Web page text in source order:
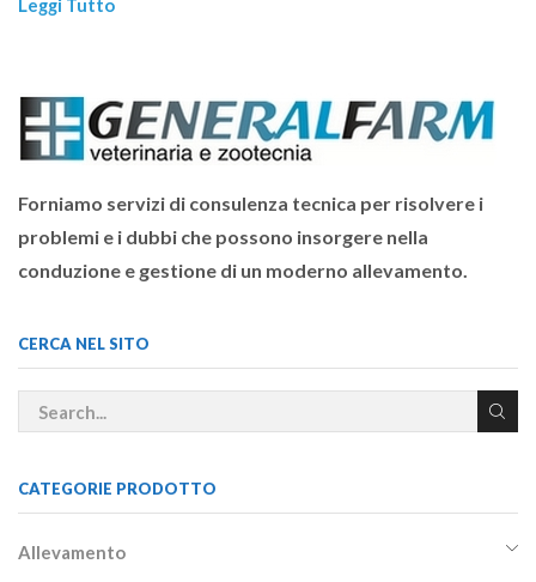
Leggi Tutto
Forniamo servizi di consulenza tecnica per risolvere i
problemi e i dubbi che possono insorgere nella
conduzione e gestione di un moderno allevamento.
CERCA NEL SITO
CATEGORIE PRODOTTO
Allevamento